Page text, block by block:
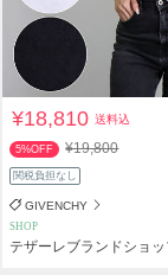
¥18,810送料込
5%OFF ¥19,800
関税負担なし
GIVENCHY
SHOP
テザーレブランドショ